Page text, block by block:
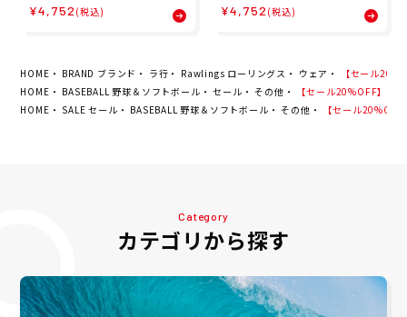
ェア 半袖 Tシャツ BALL B
¥4,752 (税込)
半袖 Tシャツ JHK-T002 25
¥4,752 (税込)
HOME BRAND ブランド ラ行 Rawlings ローリングス ウェア
【セール
HOME
BASEBALL 野球＆ソフトボール セール その他
【セール20%OFF】ロ
HOME
SALE セール BASEBALL 野球＆ソフトボール その他 【セール
Category
カテゴリから探す